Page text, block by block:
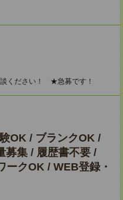
ください！ ★急募です！
OK / ブランクOK /
募集 / 履歴書不要 /
ークOK / WEB登録・